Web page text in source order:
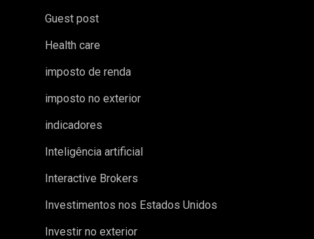
Guest post
Health care
imposto de renda
imposto no exterior
indicadores
Inteligência artificial
Interactive Brokers
Investimentos nos Estados Unidos
Investir no exterior